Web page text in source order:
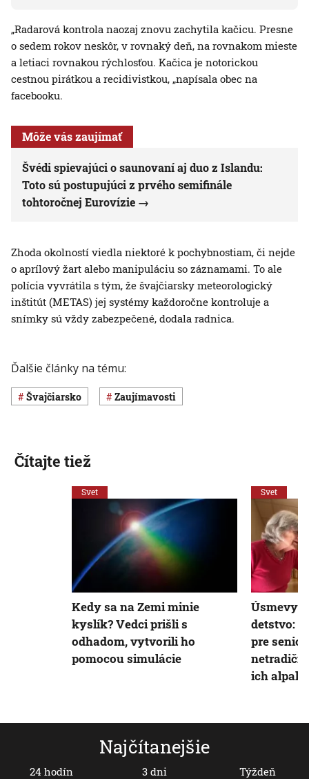
„Radarová kontrola naozaj znovu zachytila kačicu. Presne
o sedem rokov neskôr, v rovnaký deň, na rovnakom mieste
a letiaci rovnakou rýchlosťou. Kačica je notorickou
cestnou pirátkou a recidivistkou, „napísala obec na
facebooku.
Môže vás zaujímať
Švédi spievajúci o saunovaní aj duo z Islandu:
Toto sú postupujúci z prvého semifinále
tohtoročnej Eurovízie
Zhoda okolností viedla niektoré k pochybnostiam, či nejde
o aprílový žart alebo manipuláciu so záznamami. To ale
polícia vyvrátila s tým, že švajčiarsky meteorologický
inštitút (METAS) jej systémy každoročne kontroluje a
snímky sú vždy zabezpečené, dodala radnica.
Ďalšie články na tému:
Švajčiarsko Zaujímavosti
Najčítanejšie
24 hodín 3 dni Týždeň
Čítajte tiež
Svet
Kedy sa na Zemi minie
kyslík? Vedci prišli s
odhadom, vytvorili ho
pomocou simulácie
Svet
Úsmevy
detstvo:
pre
ich